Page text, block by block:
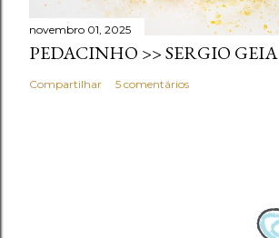
novembro 01, 2025
PEDACINHO >> SERGIO GEIA
Compartilhar 5 comentários